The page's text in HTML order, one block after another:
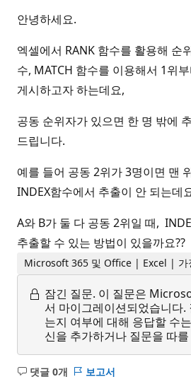
안녕하세요.
엑셀에서 RANK 함수를 활용해 순
수, MATCH 함수를 이용해서 1위
게시하고자 하는데요,
공동 순위자가 있으면 한 명 밖에
드립니다.
예를 들어 공동 2위가 3명이면 맨
INDEX함수에서 추출이 안 되는데
A와 B가 둘 다 공동 2위일 때,
추출할 수 있는 방법이 있을까요??
Microsoft 365 및 Office | Excel |
잠긴 질문. 이 질문은
서 마이그레이션되었습니다.
는지 여부에 대해 응답할 수
신을 추가하거나 질문을 따
댓글 0개
설
보고서